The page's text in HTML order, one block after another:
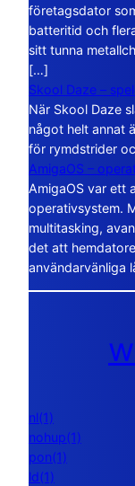
företagsdator
batteritid och
sitt tunna
[…]
Skool Daze –
När Skool Daze
något helt annat
för rymdstrider
AmigaOS –
AmigaOS var ett
operativsystem.
multitasking,
det att
användarvänliga
nl(1)
nohup(1)
pon(1)
ld(1)